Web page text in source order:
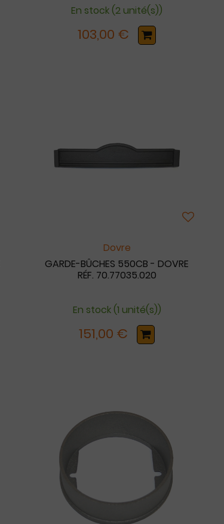
En stock (2 unité(s))
103,00 €
Dovre
GARDE-BÛCHES 550CB - DOVRE
RÉF. 70.77035.020
En stock (1 unité(s))
151,00 €